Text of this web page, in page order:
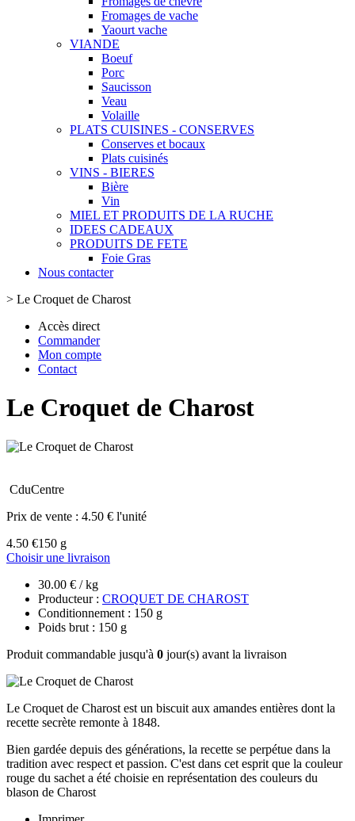
Fromages de vache
Yaourt vache
VIANDE
Boeuf
Porc
Saucisson
Veau
Volaille
PLATS CUISINES - CONSERVES
Conserves et bocaux
Plats cuisinés
VINS - BIERES
Bière
Vin
MIEL ET PRODUITS DE LA RUCHE
IDEES CADEAUX
PRODUITS DE FETE
Foie Gras
Nous contacter
> Le Croquet de Charost
Accès direct
Commander
Mon compte
Contact
Le Croquet de Charost
CduCentre
Prix de vente : 4.50 € l'unité
4.50 €150 g
Choisir une livraison
30.00 € / kg
Producteur : CROQUET DE CHAROST
Conditionnement : 150 g
Poids brut : 150 g
Produit commandable jusqu'à 0 jour(s) avant la livraison
Le Croquet de Charost est un biscuit aux amandes entières dont la
recette secrète remonte à 1848.
Bien gardée depuis des générations, la recette se perpétue dans la
tradition avec respect et passion. C'est dans cet esprit que la couleur
rouge du sachet a été choisie en représentation des couleurs du
blason de Charost